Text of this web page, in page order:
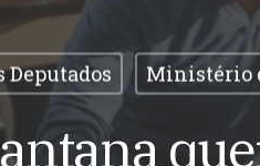
Deputados Ministério